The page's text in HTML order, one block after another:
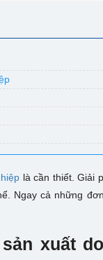
là cần thiết. Giải
Ngay cả những
xuất